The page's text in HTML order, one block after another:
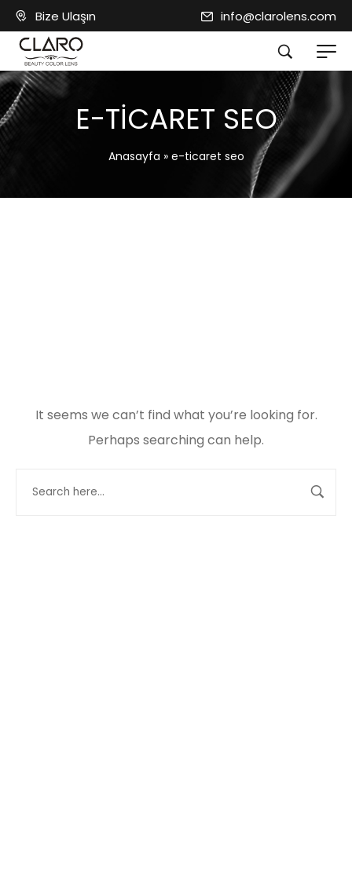
Bize Ulaşın info@clarolens.com
E-TICARET SEO
Anasayfa » e-ticaret seo
It seems we can’t find what you’re looking for.
Perhaps searching can help.